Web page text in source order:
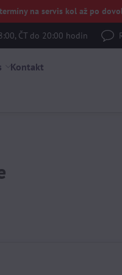
termíny na servis kol až po
ČT do 20:00 hodin
Kontakt